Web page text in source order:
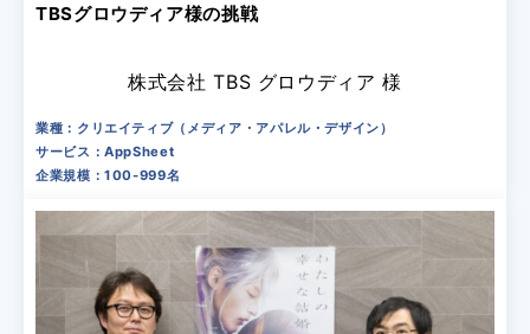
TBSグロウディア様の挑戦
株式会社 TBS グロウディア 様
業種：クリエイティブ（メディア・アパレル・デザイン）
サービス：AppSheet
企業規模：100-999名